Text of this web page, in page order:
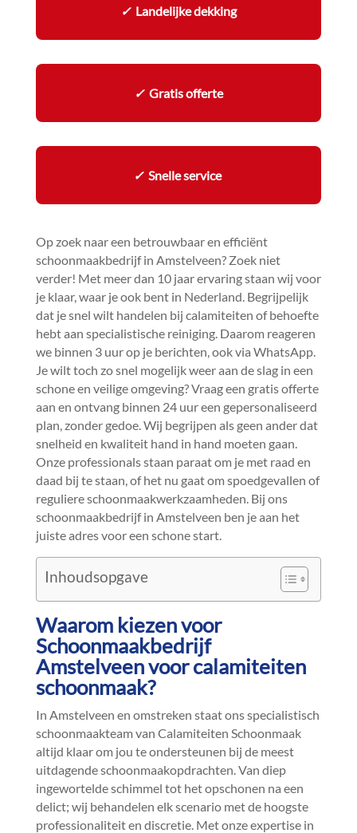
✓ Landelijke dekking
✓Gratis offerte
✓Snelle service
Op zoek naar een betrouwbaar en efficiënt
schoonmaakbedrijf in Amstelveen? Zoek niet
verder! Met meer dan 10 jaar ervaring staan wij voor
je klaar, waar je ook bent in Nederland.​ Begrijpelijk
dat je snel wilt handelen bij calamiteiten of behoefte
hebt aan specialistische reiniging.​ Daarom reageren
we binnen 3 uur op je berichten, ook via WhatsApp.​
Je wilt toch zo snel mogelijk weer aan de slag in een
schone en veilige omgeving? Vraag een gratis offerte
aan en ontvang binnen 24 uur een gepersonaliseerd
plan, zonder gedoe.​ Wij begrijpen als geen ander dat
snelheid en kwaliteit hand in hand moeten gaan.​
Onze professionals staan paraat om je met raad en
daad bij te staan, of het nu gaat om spoedgevallen of
reguliere schoonmaakwerkzaamheden.​ Bij ons
schoonmaakbedrijf in Amstelveen ben je aan het
juiste adres voor een schone start.​
Inhoudsopgave
Waarom kiezen voor
Schoonmaakbedrijf
Amstelveen voor calamiteiten
schoonmaak?
In Amstelveen en omstreken staat ons specialistisch
schoonmaakteam van Calamiteiten Schoonmaak
altijd klaar om jou te ondersteunen bij de meest
uitdagende schoonmaakopdrachten.​ Van diep
ingewortelde schimmel tot het opschonen na een
delict; wij behandelen elk scenario met de hoogste
professionaliteit en discretie.​ Met onze expertise in